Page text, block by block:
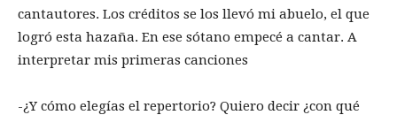
cantautores. Los créditos se los llevó mi abuelo, el que
logró esta hazaña. En ese sótano empecé a cantar. A
interpretar mis primeras canciones
-¿Y cómo elegías el repertorio? Quiero decir ¿con qué